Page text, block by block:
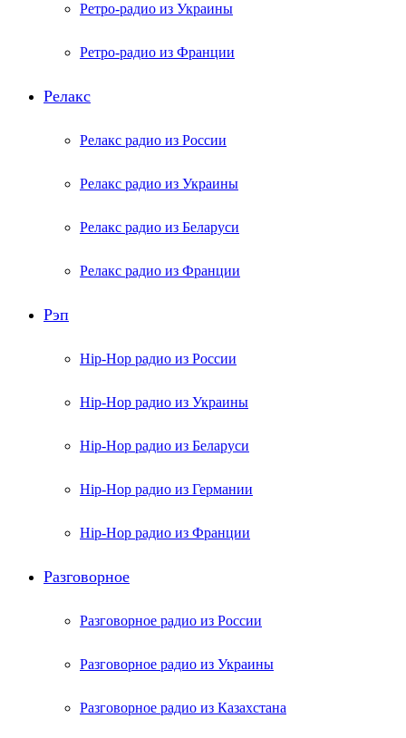
Ретро-радио из Украины
Ретро-радио из Франции
Релакс
Релакс радио из России
Релакс радио из Украины
Релакс радио из Беларуси
Релакс радио из Франции
Рэп
Hip-Hop радио из России
Hip-Hop радио из Украины
Hip-Hop радио из Беларуси
Hip-Hop радио из Германии
Hip-Hop радио из Франции
Разговорное
Разговорное радио из России
Разговорное радио из Украины
Разговорное радио из Казахстана